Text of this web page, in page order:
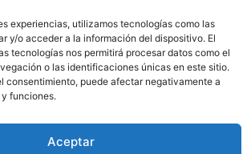
experiencias, utilizamos tecnologías como las
y/o acceder a la información del dispositivo. El
tecnologías nos permitirá procesar datos como el
o las identificaciones únicas en este sitio.
consentimiento, puede afectar negativamente a
funciones.
Aceptar
Todos los derechos reservados.
web